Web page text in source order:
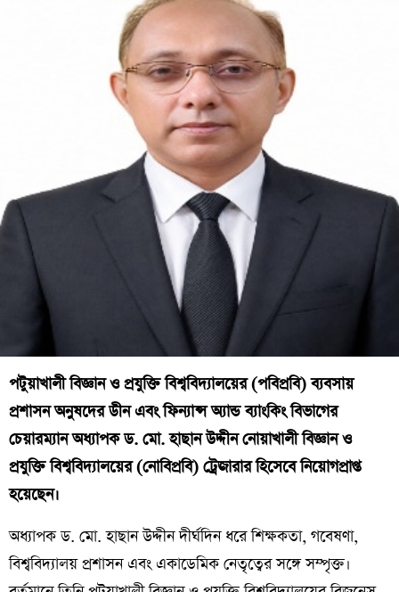
পটুয়াখালী বিজ্ঞান ও প্রযুক্তি বিশ্ববিদ্যালয়ের (পবিপ্রবি) ব্যবসায়
প্রশাসন অনুষদের ডীন এবং ফিন্যান্স অ্যান্ড ব্যাংকিং বিভাগের
চেয়ারম্যান অধ্যাপক ড. মো. হাছান উদ্দীন নোয়াখালী বিজ্ঞান ও
প্রযুক্তি বিশ্ববিদ্যালয়ের (নোবিপ্রবি) ট্রেজারার হিসেবে নিয়োগপ্রাপ্ত
হয়েছেন।
অধ্যাপক ড. মো. হাছান উদ্দীন দীর্ঘদিন ধরে শিক্ষকতা, গবেষণা,
বিশ্ববিদ্যালয় প্রশাসন এবং একাডেমিক নেতৃত্বের সঙ্গে সম্পৃক্ত।